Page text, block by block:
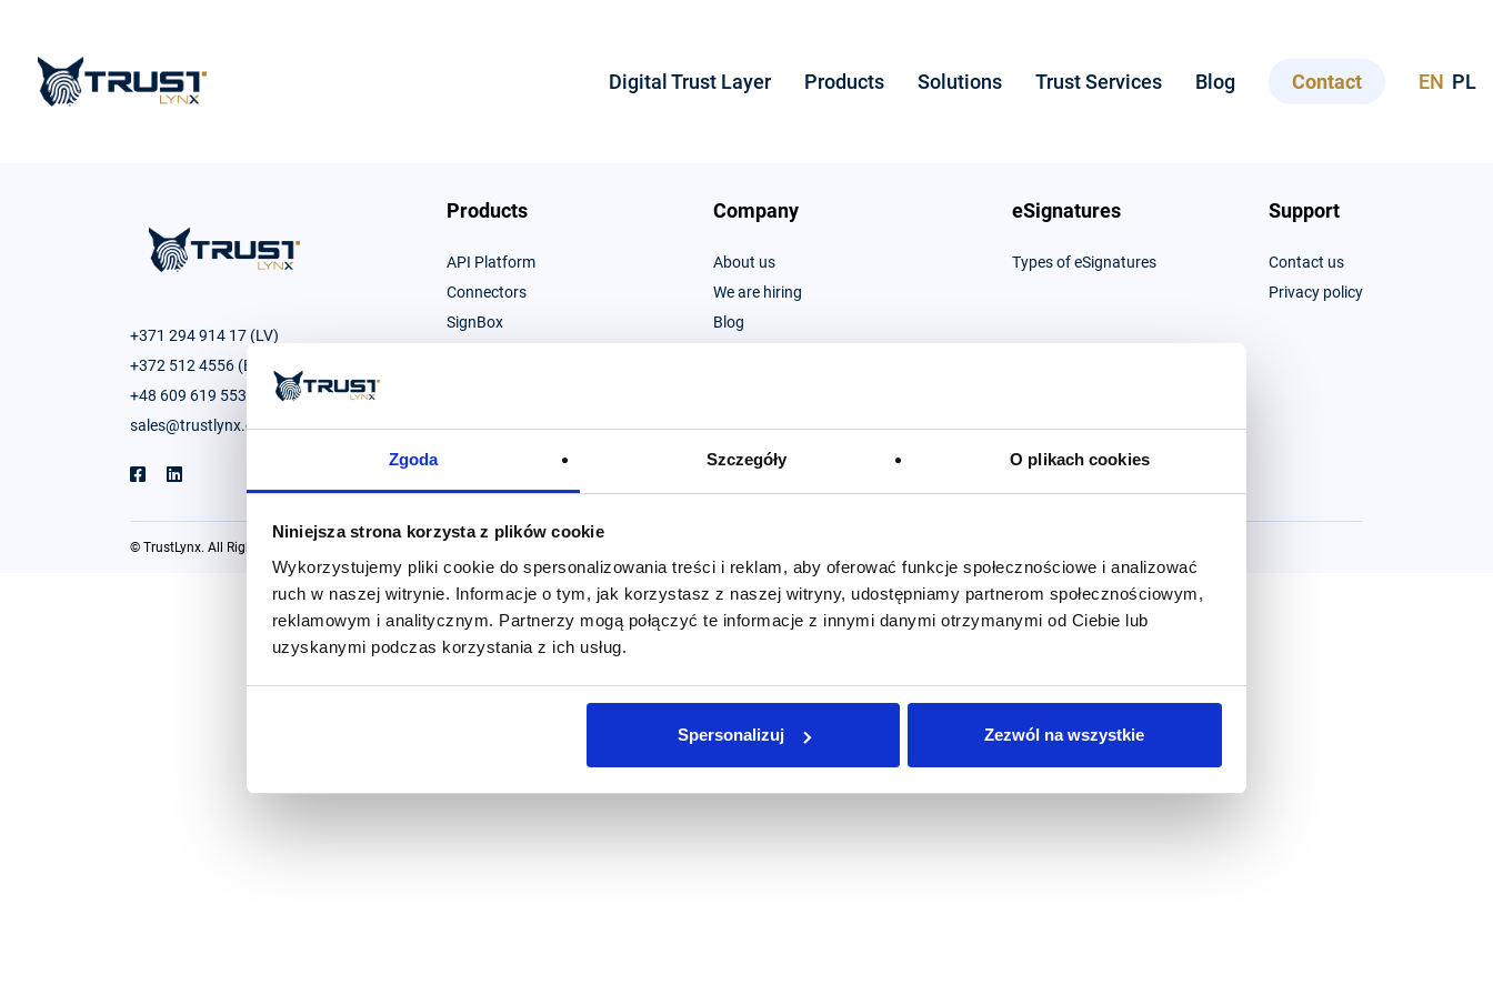
Zgoda Szczegóły O plikach cookies
Niniejsza strona korzysta z plików cookie
Wykorzystujemy pliki cookie do spersonalizowania treści i reklam, aby oferować funkcje społecznościowe i analizować
ruch w naszej witrynie. Informacje o tym, jak korzystasz z naszej witryny, udostępniamy partnerom społecznościowym,
reklamowym i analitycznym. Partnerzy mogą połączyć te informacje z innymi danymi otrzymanymi od Ciebie lub
uzyskanymi podczas korzystania z ich usług.
Spersonalizuj Zezwól na wszystkie
Digital Trust Layer Products Solutions Trust Services Blog Contact EN PL
+371 294 914 17 (LV)
+372 512 4556 (EE)
+48 609 619 553 (PL)
sales@trustlynx.com
Products
API Platform
Connectors
SignBox
Company
About us
We are hiring
Blog
eSignatures
Types of eSignatures
Support
Contact us
Privacy policy
© TrustLynx. All Rights Reserved